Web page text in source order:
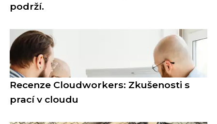
podrží.
Recenze Cloudworkers: Zkušenosti s
prací v cloudu